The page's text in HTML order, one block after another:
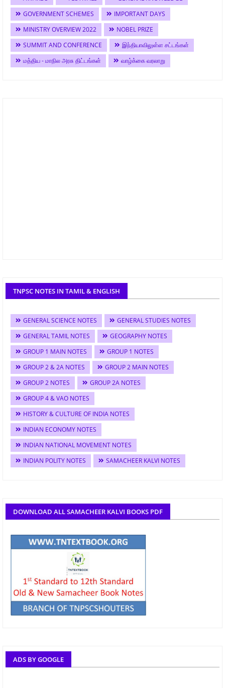
GOVERNMENT SCHEMES
IMPORTANT DAYS
MINISTRY OVERVIEW 2022
NOBEL PRIZE
SUMMIT AND CONFERENCE
இந்தியாவிலுள்ள சட்டங்கள்
மத்திய - மாநில அரசு திட்டங்கள்
வாழ்க்கை வரலாறு
TNPSC NOTES IN TAMIL & ENGLISH
GENERAL SCIENCE NOTES
GENERAL STUDIES NOTES
GENERAL TAMIL NOTES
GEOGRAPHY NOTES
GROUP 1 MAIN NOTES
GROUP 1 NOTES
GROUP 2 & 2A NOTES
GROUP 2 MAIN NOTES
GROUP 2 NOTES
GROUP 2A NOTES
GROUP 4 & VAO NOTES
HISTORY & CULTURE OF INDIA NOTES
INDIAN ECONOMY NOTES
INDIAN NATIONAL MOVEMENT NOTES
INDIAN POLITY NOTES
SAMACHEER KALVI NOTES
DOWNLOAD ALL SAMACHEER KALVI BOOKS PDF
ADS BY GOOGLE